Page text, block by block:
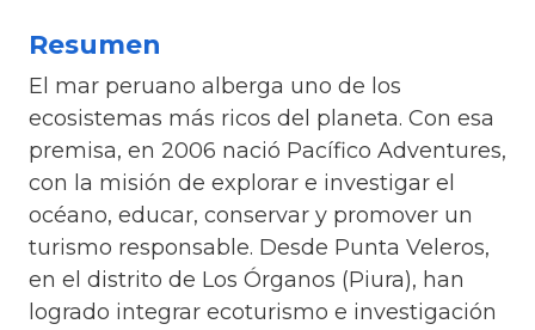
Resumen
El mar peruano alberga uno de los
ecosistemas más ricos del planeta. Con esa
premisa, en 2006 nació Pacífico Adventures,
con la misión de explorar e investigar el
océano, educar, conservar y promover un
turismo responsable. Desde Punta Veleros,
en el distrito de Los Órganos (Piura), han
logrado integrar ecoturismo e investigación